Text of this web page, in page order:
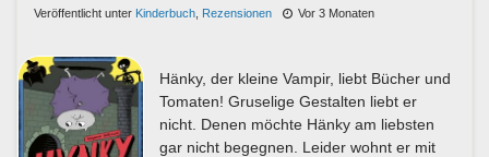
Veröffentlicht unter Kinderbuch Rezensionen Vor 3 Monaten
Hänky, der kleine Vampir, liebt Bücher und
Tomaten! Gruselige Gestalten liebt er
nicht. Denen möchte Hänky am liebsten
gar nicht begegnen. Leider wohnt er mit